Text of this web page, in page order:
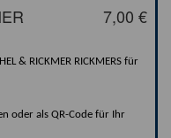
7,00 €
& RICKMER RICKMERS für
oder als QR-Code für Ihr